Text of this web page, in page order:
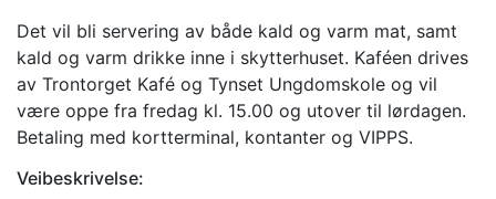
Det vil bli servering av både kald og varm mat, samt
kald og varm drikke inne i skytterhuset. Kaféen drives
av Trontorget Kafé og Tynset Ungdomskole og vil
være oppe fra fredag kl. 15.00 og utover til lørdagen.
Betaling med kortterminal, kontanter og VIPPS.
Veibeskrivelse: